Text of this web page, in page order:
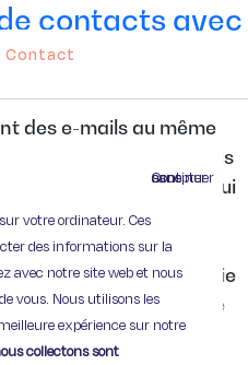
Continuer sans accepter
votre ordinateur. Ces
des informations sur la
avec notre site web et nous
vous. Nous utilisons les
expérience sur notre
collectons sont
Contact
contacts avec
des e-mails au même
gagner du temps, vous
groupe de contacts qui
e-mails à plusieurs
facilement. Voici
votre messagerie
d’adresses » : Une